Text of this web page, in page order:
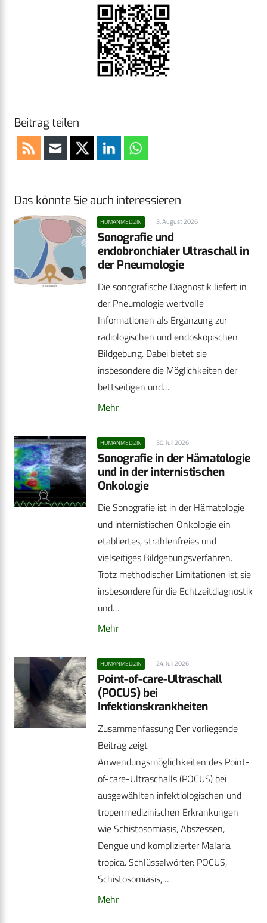
Beitrag teilen
Das könnte Sie auch interessieren
HUMANMEDIZIN 3. August 2026
Sonografie und
endobronchialer Ultraschall in
der Pneumologie
Die sonografische Diagnostik liefert in
der Pneumologie wertvolle
Informationen als Ergänzung zur
radiologischen und endoskopischen
Bildgebung. Dabei bietet sie
insbesondere die Möglichkeiten der
bettseitigen und…
Mehr
HUMANMEDIZIN 30. Juli 2026
Sonografie in der Hämatologie
und in der internistischen
Onkologie
Die Sonografie ist in der Hämatologie
und internistischen Onkologie ein
etabliertes, strahlenfreies und
vielseitiges Bildgebungsverfahren.
Trotz methodischer Limitationen ist sie
insbesondere für die Echtzeitdiagnostik
und…
Mehr
HUMANMEDIZIN 24. Juli 2026
Point-of-care-Ultraschall
(POCUS) bei
Infektionskrankheiten
Zusammenfassung Der vorliegende
Beitrag zeigt
Anwendungsmöglichkeiten des Point-
of-care-Ultraschalls (POCUS) bei
ausgewählten infektiologischen und
tropenmedizinischen Erkrankungen
wie Schistosomiasis, Abszessen,
Dengue und komplizierter Malaria
tropica. Schlüsselwörter: POCUS,
Schistosomiasis,…
Mehr